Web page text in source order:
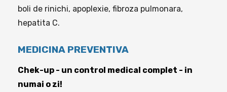
boli de rinichi, apoplexie, fibroza pulmonara,
hepatita C.
MEDICINA PREVENTIVA
Chek-up - un control medical complet - in
numai o zi!